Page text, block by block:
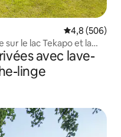
Évaluation
4,8 (506)
sur le lac Tekapo et la
avec lave-
linge
appréciés